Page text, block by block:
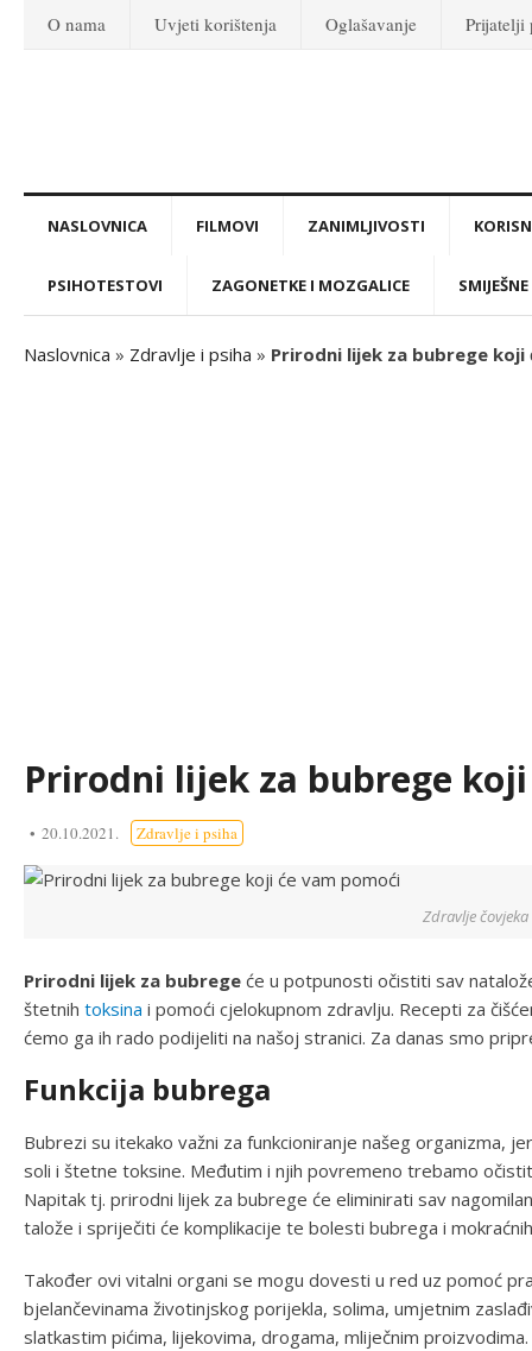
O nama Uvjeti korištenja Oglašavanje Prijatelji
NASLOVNICA FILMOVI ZANIMLJIVOSTI
PSIHOTESTOVI ZAGONETKE I MOZGALICE
Naslovnica » Zdravlje i psiha » Prirodni lijek za bubrege koji
Prirodni lijek za bubrege
20.10.2021. Zdravlje i psiha
Zdravlje čovjeka
Prirodni lijek za bubrege će u potpunosti očistiti sav
štetnih toksina i pomoći cjelokupnom zdravlju. Recepti za
ćemo ga ih rado podijeliti na našoj stranici. Za danas smo
Funkcija bubrega
Bubrezi su itekako važni za funkcioniranje našeg organizma,
soli i štetne toksine. Međutim i njih povremeno trebamo
Napitak tj. prirodni lijek za bubrege će eliminirati sav
talože i spriječiti će komplikacije te bolesti bubrega i
Također ovi vitalni organi se mogu dovesti u red uz pomoć
bjelančevinama životinjskog porijekla, solima, umjetnim
slatkastim pićima, lijekovima, drogama, mliječnim proizvodima.